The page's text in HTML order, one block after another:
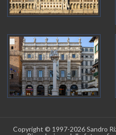
Copyright © 1997-2026 Sandro